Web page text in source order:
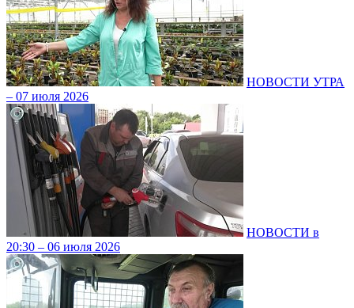
НОВОСТИ УТРА
– 07 июля 2026
НОВОСТИ в
20:30 – 06 июля 2026